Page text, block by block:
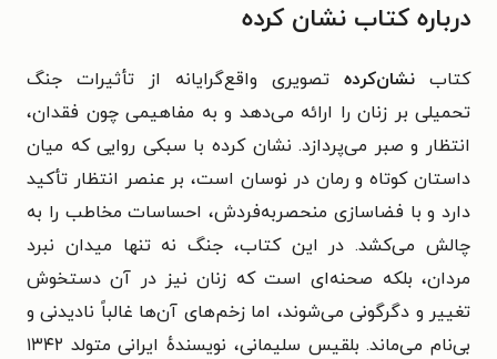
درباره کتاب نشان کرده
کتاب نشان‌کرده تصویری واقع‌گرایانه از تأثیرات جنگ
تحمیلی بر زنان را ارائه می‌دهد و به مفاهیمی چون فقدان،
انتظار و صبر می‌پردازد. نشان کرده با سبکی روایی که میان
داستان کوتاه و رمان در نوسان است، بر عنصر انتظار تأکید
دارد و با فضاسازی منحصربه‌فردش، احساسات مخاطب را به
چالش می‌کشد. در این کتاب، جنگ نه تنها میدان نبرد
مردان، بلکه صحنه‌ای است که زنان نیز در آن دستخوش
تغییر و دگرگونی می‌شوند، اما زخم‌های آن‌ها غالباً نادیدنی و
بی‌نام می‌ماند.
بلقیس سلیمانی، نویسنده‌ٔ ایرانی متولد ۱۳۴۲